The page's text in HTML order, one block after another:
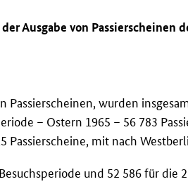
Ausgabe von Passierscheinen
Passierscheinen, wurden
– Ostern 1965 – 56 783
Passierscheine, mit nach
und 52 586 für die